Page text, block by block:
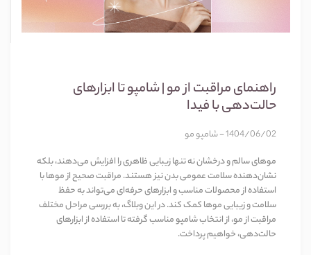
راهنمای مراقبت از مو | شامپو تا ابزارهای
حالت‌دهی با فیدا
1404/06/02 - شامپو مو
موهای سالم و درخشان نه تنها زیبایی ظاهری را افزایش می‌دهند، بلکه
نشان‌دهنده سلامت عمومی بدن نیز هستند. مراقبت صحیح از موها با
استفاده از محصولات مناسب و ابزارهای حرفه‌ای می‌تواند به حفظ
سلامت و زیبایی موها کمک کند. در این وبلاگ، به بررسی مراحل مختلف
مراقبت از مو، از انتخاب شامپو مناسب گرفته تا استفاده از ابزارهای
حالت‌دهی، خواهیم پرداخت.